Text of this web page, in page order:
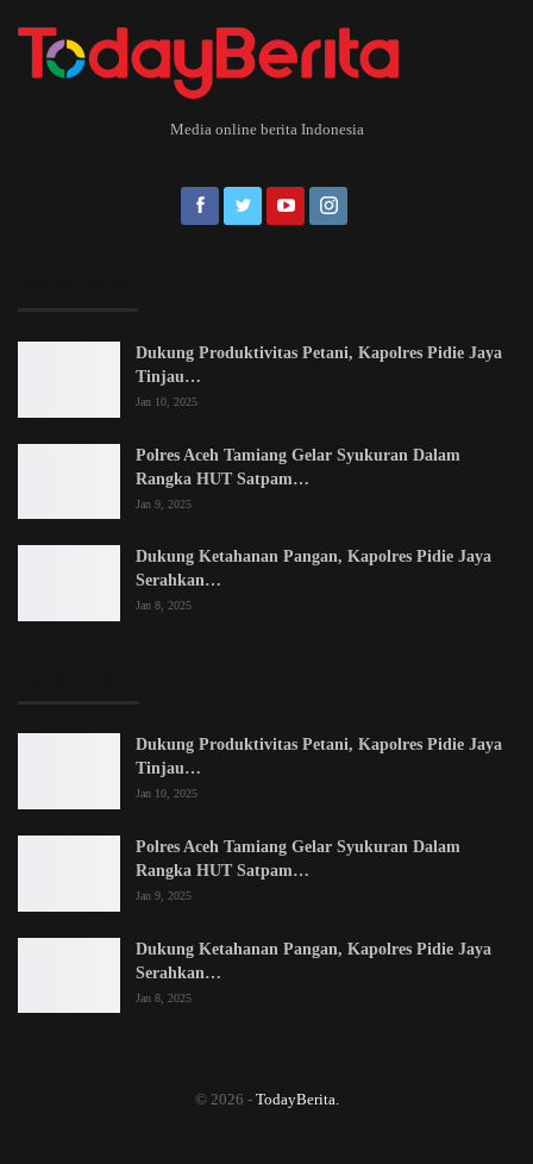
Media online berita Indonesia
Dukung Produktivitas Petani, Kapolres Pidie Jaya
Tinjau…
Jan 10, 2025
Polres Aceh Tamiang Gelar Syukuran Dalam
Rangka HUT Satpam…
Jan 9, 2025
Dukung Ketahanan Pangan, Kapolres Pidie Jaya
Serahkan…
Jan 8, 2025
Dukung Produktivitas Petani, Kapolres Pidie Jaya
Tinjau…
Jan 10, 2025
Polres Aceh Tamiang Gelar Syukuran Dalam
Rangka HUT Satpam…
Jan 9, 2025
Dukung Ketahanan Pangan, Kapolres Pidie Jaya
Serahkan…
Jan 8, 2025
© 2026 - TodayBerita.